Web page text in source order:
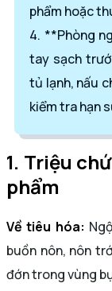
phẩm hoặc
4. **Phòng
tay sạch
tủ lạnh, nấu
kiểm tra hạn
1. Triệu
phẩm
Về tiêu hóa:
buồn nôn, nôn
đớn trong vùng